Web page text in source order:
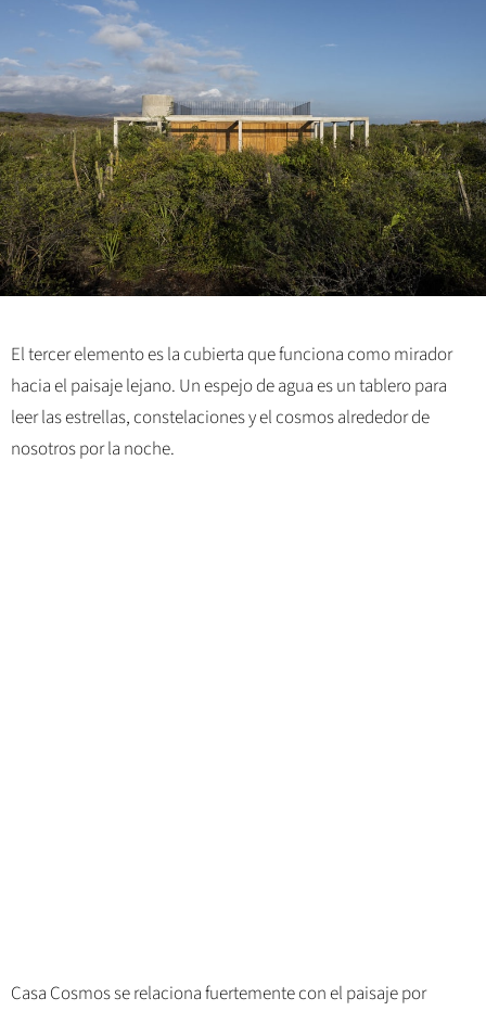
El tercer elemento es la cubierta que funciona como mirador
hacia el paisaje lejano. Un espejo de agua es un tablero para
leer las estrellas, constelaciones y el cosmos alrededor de
nosotros por la noche.
Casa Cosmos se relaciona fuertemente con el paisaje por